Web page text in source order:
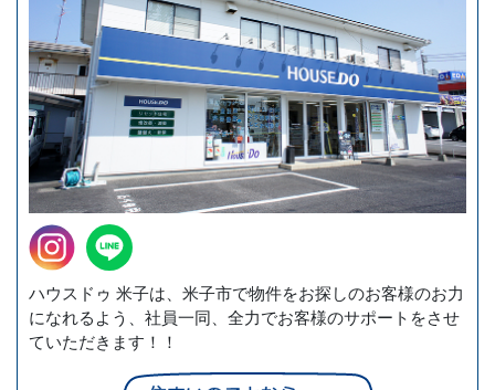
ハウスドゥ 米子は、米子市で物件をお探しのお客様のお力
になれるよう、社員一同、全力でお客様のサポートをさせ
ていただきます！！